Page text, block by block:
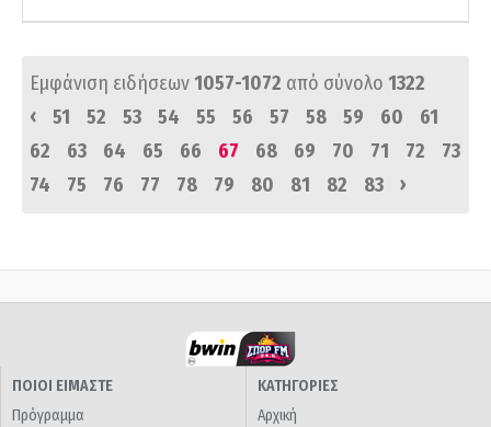
Εμφάνιση ειδήσεων1057-1072 από σύνολο 1322
‹
51 52 53 54 55 56 57 58 59 60
61
62
63 64 65 66 67 68 69 70 71 72
73
74
75 76 77 78 79 80 81 82 83 ›
ΠΟΙΟΙ ΕΙΜΑΣΤΕ
Πρόγραμμα
ΚΑΤΗΓΟΡΙΕΣ
Αρχική